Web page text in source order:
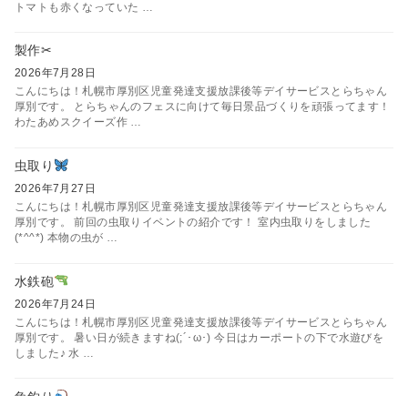
トマトも赤くなっていた …
製作✂
2026年7月28日
こんにちは！札幌市厚別区児童発達支援放課後等デイサービスとらちゃん
厚別です。 とらちゃんのフェスに向けて毎日景品づくりを頑張ってます！
わたあめスクイーズ作 …
虫取り
2026年7月27日
こんにちは！札幌市厚別区児童発達支援放課後等デイサービスとらちゃん
厚別です。 前回の虫取りイベントの紹介です！ 室内虫取りをしました
(*^^*) 本物の虫が …
水鉄砲
2026年7月24日
こんにちは！札幌市厚別区児童発達支援放課後等デイサービスとらちゃん
厚別です。 暑い日が続きますね(;´･ω･) 今日はカーポートの下で水遊びを
しました♪ 水 …